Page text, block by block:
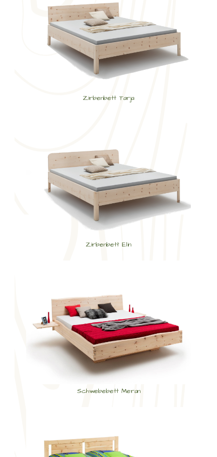
Zirbenbett Tarja
Zirbenbett Elin
Schwebebett Meran